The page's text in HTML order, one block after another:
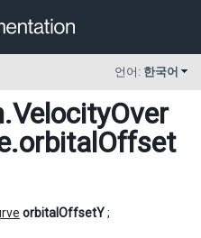
언어: 한국어
.orbitalOffset
orbitalOffsetY;